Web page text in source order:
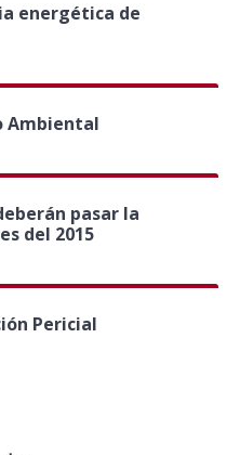
energética de
Ambiental
pasar la
del 2015
Pericial